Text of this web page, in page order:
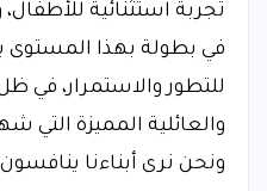
تجربة استثنائية للأطفال،
في بطولة بهذا المستوى
للتطور والاستمرار، في
والعائلية المميزة التي
ونحن نرى أبناءنا